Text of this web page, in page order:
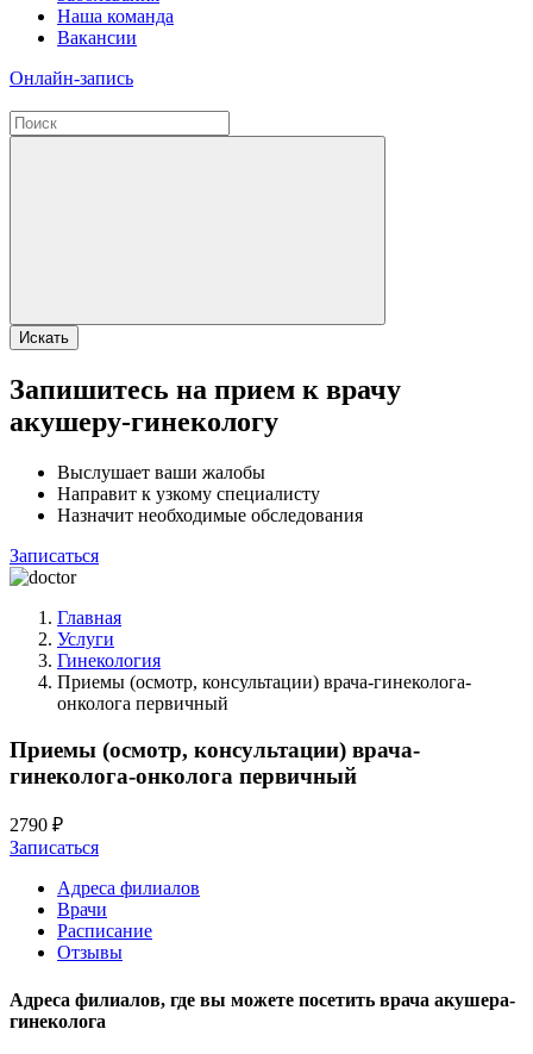
Наша команда
Вакансии
Онлайн-запись
Искать
Запишитесь на прием к врачу
акушеру-гинекологу
Выслушает ваши жалобы
Направит к узкому специалисту
Назначит необходимые обследования
Записаться
Главная
Услуги
Гинекология
Приемы (осмотр, консультации) врача-гинеколога-
онколога первичный
Приемы (осмотр, консультации) врача-
гинеколога-онколога первичный
2790 ₽
Записаться
Адреса филиалов
Врачи
Расписание
Отзывы
Адреса филиалов, где вы можете посетить врача акушера-
гинеколога